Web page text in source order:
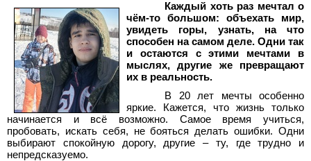
Каждый хоть раз мечтал о
чём-то большом: объехать мир,
увидеть горы, узнать, на что
способен на самом деле. Одни так
и остаются с этими мечтами в
мыслях, другие же превращают
их в реальность.
В 20 лет мечты особенно
яркие. Кажется, что жизнь только
начинается и всё возможно. Самое время учиться,
пробовать, искать себя, не бояться делать ошибки. Одни
выбирают спокойную дорогу, другие – ту, где трудно и
непредсказуемо.